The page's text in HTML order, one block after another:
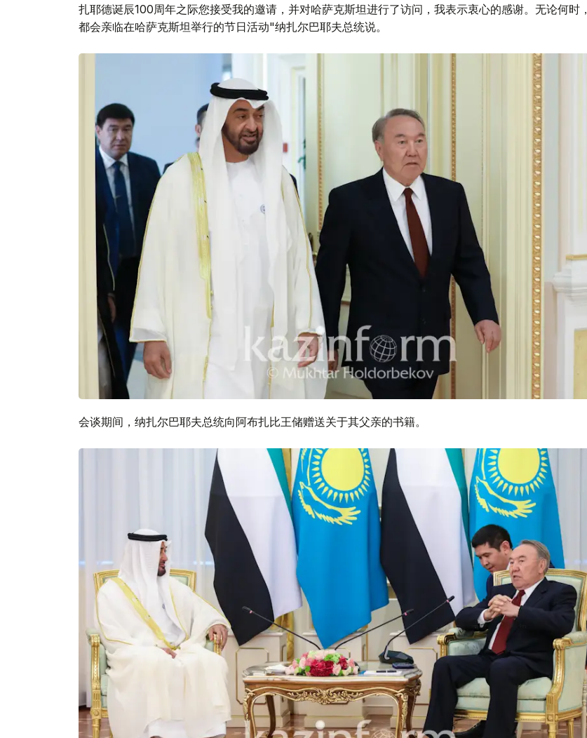
扎耶德诞辰100周年之际您接受我的邀请，并对哈萨克斯坦进行了访问，我表示衷心的感谢。无论何时，
都会亲临在哈萨克斯坦举行的节日活动"纳扎尔巴耶夫总统说。
会谈期间，纳扎尔巴耶夫总统向阿布扎比王储赠送关于其父亲的书籍。